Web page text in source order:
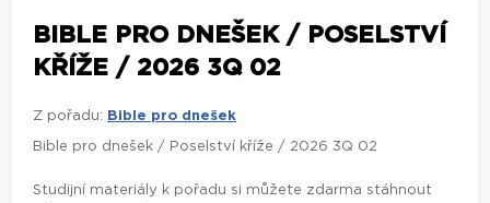
BIBLE PRO DNEŠEK / POSELSTVÍ
KŘÍŽE / 2026 3Q 02
Z pořadu: Bible pro dnešek
Bible pro dnešek / Poselství kříže / 2026 3Q 02
Studijní materiály k pořadu si můžete zdarma stáhnout